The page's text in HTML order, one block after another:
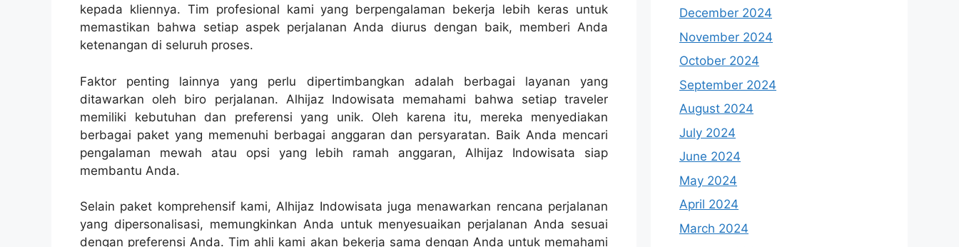
kepada kliennya. Tim profesional kami yang berpengalaman bekerja lebih keras untuk
memastikan bahwa setiap aspek perjalanan Anda diurus dengan baik, memberi Anda
ketenangan di seluruh proses.
Faktor penting lainnya yang perlu dipertimbangkan adalah berbagai layanan yang
ditawarkan oleh biro perjalanan. Alhijaz Indowisata memahami bahwa setiap traveler
memiliki kebutuhan dan preferensi yang unik. Oleh karena itu, mereka menyediakan
berbagai paket yang memenuhi berbagai anggaran dan persyaratan. Baik Anda mencari
pengalaman mewah atau opsi yang lebih ramah anggaran, Alhijaz Indowisata siap
membantu Anda.
Selain paket komprehensif kami, Alhijaz Indowisata juga menawarkan rencana perjalanan
yang dipersonalisasi, memungkinkan Anda untuk menyesuaikan perjalanan Anda sesuai
dengan preferensi Anda. Tim ahli kami akan bekerja sama dengan Anda untuk memahami
December 2024
November 2024
October 2024
September 2024
August 2024
July 2024
June 2024
May 2024
April 2024
March 2024